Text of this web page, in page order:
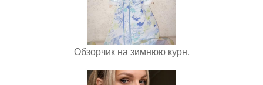
Обзорчик на зимнюю курн.